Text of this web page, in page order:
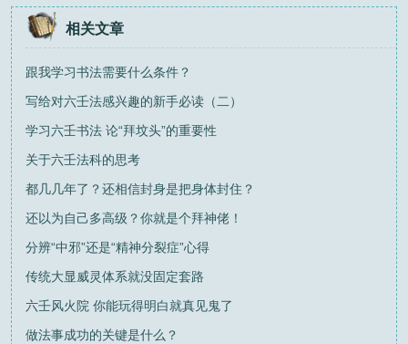
相关文章
跟我学习书法需要什么条件？
写给对六壬法感兴趣的新手必读（二）
学习六壬书法 论“拜坟头”的重要性
关于六壬法科的思考
都几几年了？还相信封身是把身体封住？
还以为自己多高级？你就是个拜神佬！
分辨“中邪”还是“精神分裂症”心得
传统大显威灵体系就没固定套路
六壬风火院 你能玩得明白就真见鬼了
做法事成功的关键是什么？